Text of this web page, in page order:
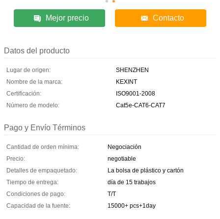
Mejor precio Contacto
Datos del producto
Lugar de origen:
SHENZHEN
Nombre de la marca:
KEXINT
Certificación:
ISO9001-2008
Número de modelo:
Cat5e-CAT6-CAT7
Pago y Envío Términos
Cantidad de orden mínima:
Negociación
Precio:
negotiable
Detalles de empaquetado:
La bolsa de plástico y cartón
Tiempo de entrega:
día de 15 trabajos
Condiciones de pago:
T/T
Capacidad de la fuente:
15000+ pcs+1day